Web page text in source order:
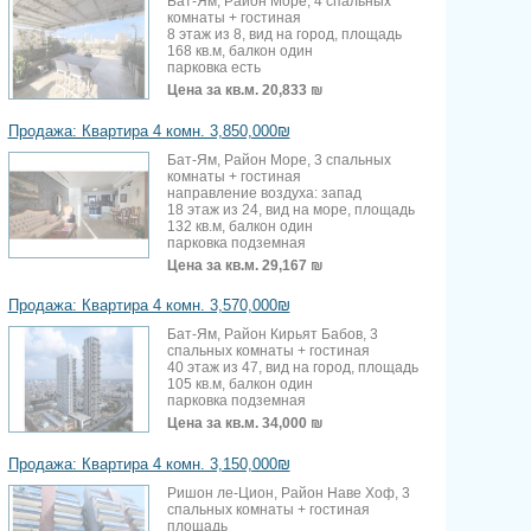
комнаты + гостиная
8 этаж из 8, вид на город, площадь
168 кв.м, балкон один
парковка есть
Цена за кв.м. 20,833 ₪
Продажа: Квартира 4 комн. 3,850,000₪
Бат-Ям, Район Море, 3 спальных
комнаты + гостиная
направление воздуха: запад
18 этаж из 24, вид на море, площадь
132 кв.м, балкон один
парковка подземная
Цена за кв.м. 29,167 ₪
Продажа: Квартира 4 комн. 3,570,000₪
Бат-Ям, Район Кирьят Бабов, 3
спальных комнаты + гостиная
40 этаж из 47, вид на город, площадь
105 кв.м, балкон один
парковка подземная
Цена за кв.м. 34,000 ₪
Продажа: Квартира 4 комн. 3,150,000₪
Ришон ле-Цион, Район Наве Хоф, 3
спальных комнаты + гостиная
площадь